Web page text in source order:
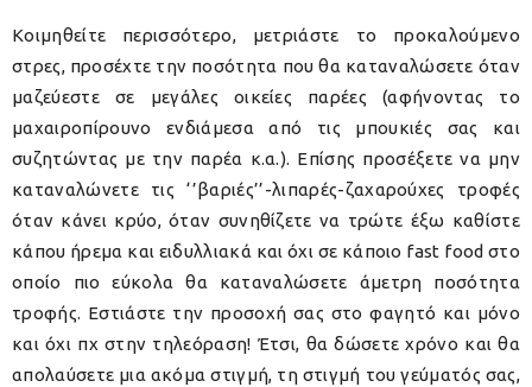
Κοιμηθείτε περισσότερο, μετριάστε το προκαλούμενο
στρες, προσέχτε την ποσότητα που θα καταναλώσετε όταν
μαζεύεστε σε μεγάλες οικείες παρέες (αφήνοντας το
μαχαιροπίρουνο ενδιάμεσα από τις μπουκιές σας και
συζητώντας με την παρέα κ.α.). Επίσης προσέξετε να μην
καταναλώνετε τις ‘’βαριές’’-λιπαρές-ζαχαρούχες τροφές
όταν κάνει κρύο, όταν συνηθίζετε να τρώτε έξω καθίστε
κάπου ήρεμα και ειδυλλιακά και όχι σε κάποιο fast food στο
οποίο πιο εύκολα θα καταναλώσετε άμετρη ποσότητα
τροφής. Εστιάστε την προσοχή σας στο φαγητό και μόνο
και όχι πχ στην τηλεόραση! Έτσι, θα δώσετε χρόνο και θα
απολαύσετε μια ακόμα στιγμή, τη στιγμή του γεύματός σας,